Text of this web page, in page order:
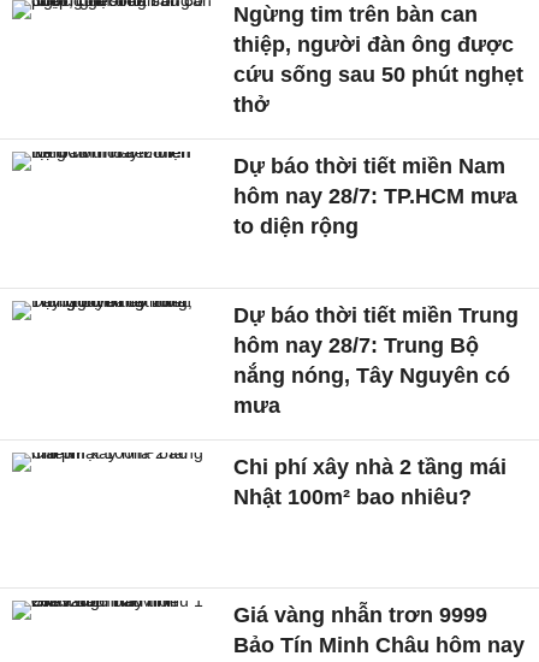
Ngừng tim trên bàn can
thiệp, người đàn ông được
cứu sống sau 50 phút nghẹt
thở
Dự báo thời tiết miền Nam
hôm nay 28/7: TP.HCM mưa
to diện rộng
Dự báo thời tiết miền Trung
hôm nay 28/7: Trung Bộ
nắng nóng, Tây Nguyên có
mưa
Chi phí xây nhà 2 tầng mái
Nhật 100m² bao nhiêu?
Giá vàng nhẫn trơn 9999
Bảo Tín Minh Châu hôm nay